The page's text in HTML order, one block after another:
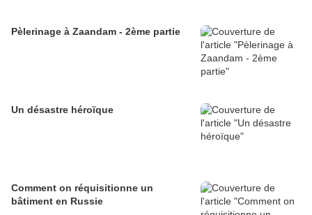
Pèlerinage à Zaandam - 2ème partie
Un désastre héroïque
Comment on réquisitionne un
bâtiment en Russie